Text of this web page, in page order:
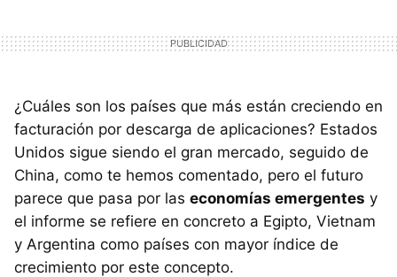
¿Cuáles son los países que más están creciendo en
facturación por descarga de aplicaciones? Estados
Unidos sigue siendo el gran mercado, seguido de
China, como te hemos comentado, pero el futuro
parece que pasa por las economías emergentes y
el informe se refiere en concreto a Egipto, Vietnam
y Argentina como países con mayor índice de
crecimiento por este concepto.